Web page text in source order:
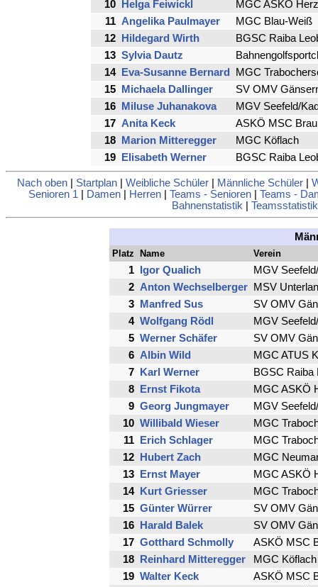
10
Helga Feiwickl
MGC ASKÖ
11 Angelika Paulmayer
MGC Blau-Weiß
12
Hildegard Wirth
BGSC Raiba
13 Sylvia Dautz
14
Eva-Susanne Bernard
MGC
15
Michaela Dallinger
SV OMV
16
Miluse Juhanakova
MGV Seefeld/
17 Anita Keck
ASKÖ MSC
18
Marion Mitteregger
MGC Köflach
19
Elisabeth Werner BGSC Raiba
Nach oben| Startplan| Weibliche Schüler| Männliche Schüler|
Senioren 1
Damen Herren Teams - Senioren
Teams -
Bahnenstatistik
Teamsstatistik
Platz Name Verein
1 Igor Qualich
MGV
2 Anton Wechselberger
MSV
3
Manfred Sus
SV OMV
4 Wolfgang Rödl
MGV
5 Werner Schäfer
SV OMV
6 Albin Wild
MGC ATUS
7
Karl Werner
BGSC Raiba
8
Ernst Fikota
MGC ASKÖ
9 Georg Jungmayer
MGV
10 Willibald Wieser
MGC
11
Erich Schlager
MGC
12
Hubert Zach
MGC
13
Ernst Mayer
MGC ASKÖ
14
Kurt Griesser
MGC
15 Günter Würrer
SV OMV
16
Harald Balek
SV OMV
17 Gotthard Schmolly
ASKÖ MSC
18
Reinhard Mitteregger
MGC Köflach
19 Walter Keck
ASKÖ MSC